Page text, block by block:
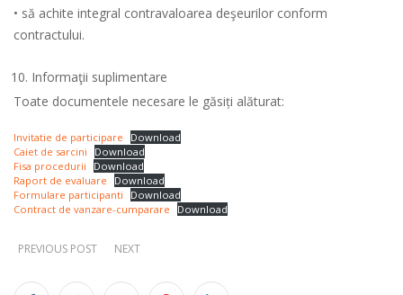
• să achite integral contravaloarea deşeurilor conform
contractului.
Informaţii suplimentare
Toate documentele necesare le găsiți alăturat:
Invitatie de participare
Download
Caiet de sarcini
Download
Fisa procedurii
Download
Raport de evaluare
Download
Formulare participanti
Download
Contract de vanzare-cumparare
Download
PREVIOUS POST NEXT